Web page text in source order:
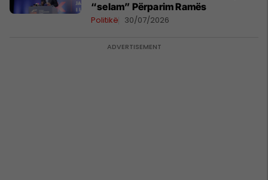
“selam” Përparim Ramës
Politikë 30/07/2026